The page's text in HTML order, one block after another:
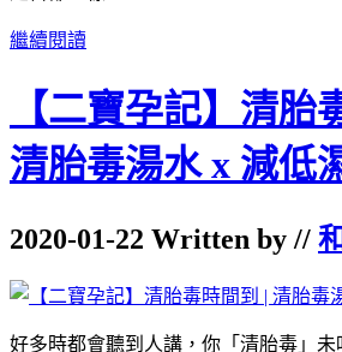
繼續閱讀
【二寶孕記】清胎
清胎毒湯水 x 減低
2020-01-22 Written by //
好多時都會聽到人講，你「清胎毒」未